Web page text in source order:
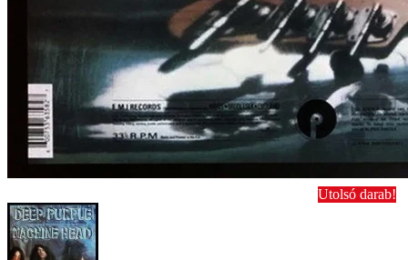
Utolsó darab!